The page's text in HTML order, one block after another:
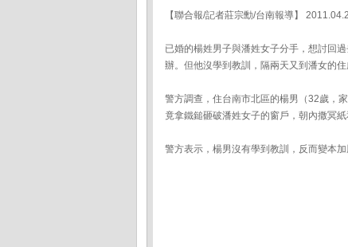
【聯合報/記者莊宗勳/台南報導】
已婚的楊姓男子與潘姓女子分手，想討回
辦。但他沒學到教訓，隔兩天又到潘女的
警方調查，住台南市北區的楊男（32歲，
竟拿鐵鎚砸破潘姓女子的窗戶，朝內撒冥
警方表示，楊男沒有學到教訓，反而變本